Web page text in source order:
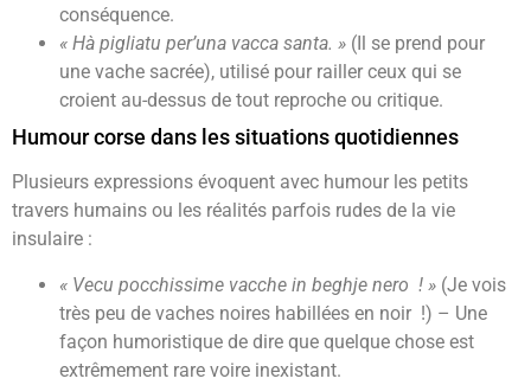
conséquence.
« Hà pigliatu per’una vacca santa. » (Il se prend pour
une vache sacrée), utilisé pour railler ceux qui se
croient au-dessus de tout reproche ou critique.
Humour corse dans les situations quotidiennes
Plusieurs expressions évoquent avec humour les petits
travers humains ou les réalités parfois rudes de la vie
insulaire :
« Vecu pocchissime vacche in beghje nero ! » (Je vois
très peu de vaches noires habillées en noir !) – Une
façon humoristique de dire que quelque chose est
extrêmement rare voire inexistant.